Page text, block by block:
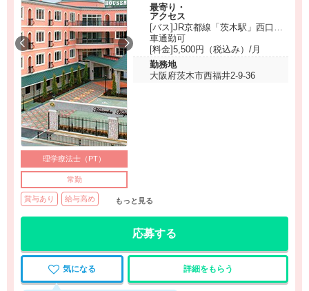
理学療法士（PT）
常勤
最寄り・
アクセス
[バス]JR京都線「茨木駅」西口、
阪急京都線「茨木市駅」西口、大
阪モノレール彩都線「豊川駅」よ
り無料バスを運行しております。
※送迎バスの時刻表は病院HPの
アクセスページ記載されておりま
車通勤可
[料金]5,500円（税込み）/月
勤務地
大阪府茨木市西福井2-9-36
賞与あり 給与高め もっと見る
応募する
気になる 詳細をもらう